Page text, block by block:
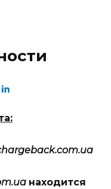
находится